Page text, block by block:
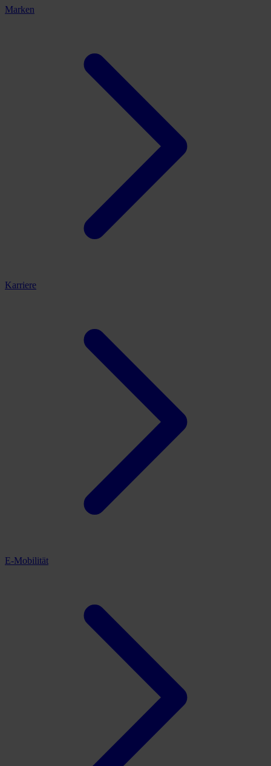
Marken
Karriere
E-Mobilität